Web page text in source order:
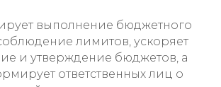
выполнение бюджетного
лимитов, ускоряет
и утверждение бюджетов, а
ответственных лиц о